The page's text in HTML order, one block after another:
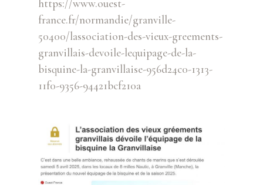
https://www.ouest-
france.fr/normandie/granville-
50400/lassociation-des-vieux-greements-
granvillais-devoile-lequipage-de-la-
bisquine-la-granvillaise-956d24c0-1313-
11f0-9356-94421bcf210a